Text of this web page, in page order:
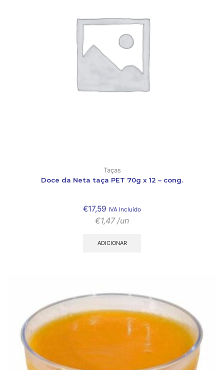
Taças
Doce da Neta taça PET 70g x 12 – cong.
€17,59 IVA Incluído
€1,47 /un
ADICIONAR